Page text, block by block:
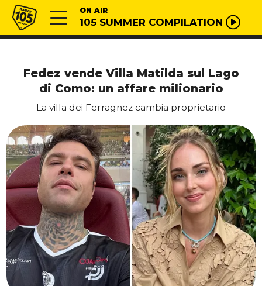
Vai al contenuto
Radio 105 ON AIR
105 SUMMER COMPILATION
Fedez vende Villa Matilda sul Lago
di Como: un affare milionario
La villa dei Ferragnez cambia proprietario